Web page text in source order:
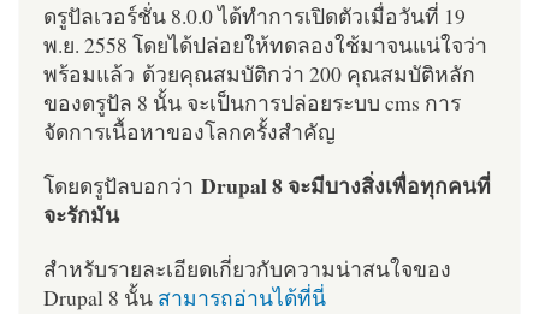
ดรูปัลเวอร์ชั่น 8.0.0 ได้ทำการเปิดตัวเมื่อวันที่ 19
พ.ย. 2558 โดยได้ปล่อยให้ทดลองใช้มาจนแน่ใจว่า
พร้อมแล้ว ด้วยคุณสมบัติกว่า 200 คุณสมบัติหลัก
ของดรูปัล 8 นั้น จะเป็นการปล่อยระบบ cms การ
จัดการเนื้อหาของโลกครั้งสำคัญ
โดยดรูปัลบอกว่า Drupal 8 จะมีบางสิ่งเพื่อทุกคนที่
จะรักมัน
สำหรับรายละเอียดเกี่ยวกับความน่าสนใจของ
Drupal 8 นั้น สามารถอ่านได้ที่นี่